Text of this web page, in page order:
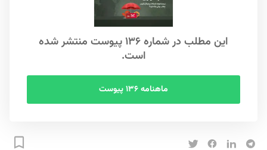
این مطلب در شماره ۱۳۶ پیوست منتشر شده
است.
ماهنامه ۱۳۶ پیوست